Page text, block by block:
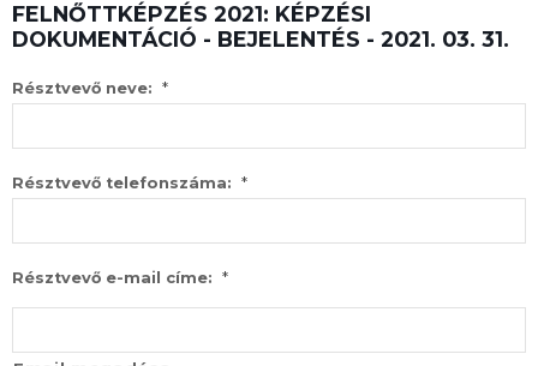
FELNŐTTKÉPZÉS 2021: KÉPZÉSI
DOKUMENTÁCIÓ - BEJELENTÉS - 2021. 03. 31.
Résztvevő neve: *
Résztvevő telefonszáma: *
Résztvevő e-mail címe: *